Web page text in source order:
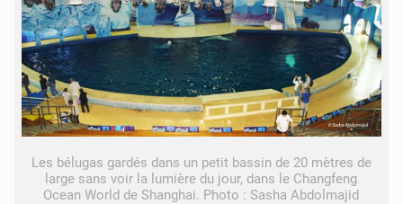
Les bélugas gardés dans un petit bassin de 20 mètres de
large sans voir la lumière du jour, dans le Changfeng
Ocean World de Shanghai. Photo : Sasha Abdolmajid